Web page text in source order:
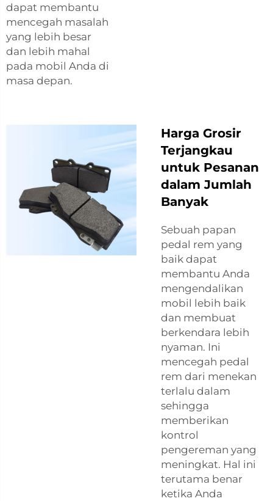
dapat membantu
mencegah masalah
yang lebih besar
dan lebih mahal
pada mobil Anda di
masa depan.
Harga Grosir
Terjangkau
untuk Pesanan
dalam Jumlah
Banyak
Sebuah papan
pedal rem yang
baik dapat
membantu Anda
mengendalikan
mobil lebih baik
dan membuat
berkendara lebih
nyaman. Ini
mencegah pedal
rem dari menekan
terlalu dalam
sehingga
memberikan
kontrol
pengereman yang
meningkat. Hal ini
terutama benar
ketika Anda